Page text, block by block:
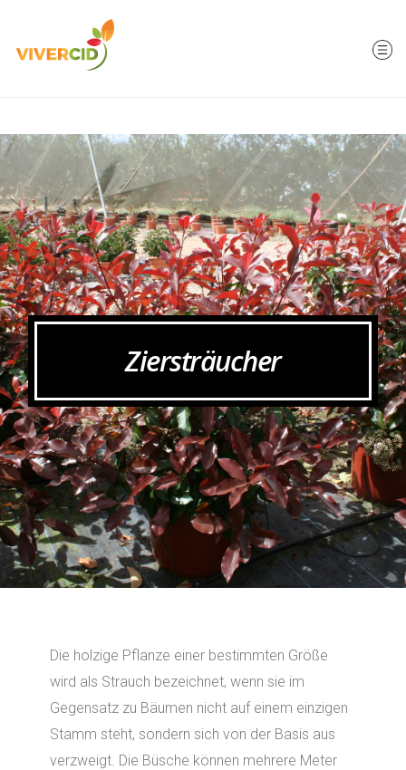
Ziersträucher
Die holzige Pflanze einer bestimmten Größe
wird als Strauch bezeichnet, wenn sie im
Gegensatz zu Bäumen nicht auf einem einzigen
Stamm steht, sondern sich von der Basis aus
verzweigt. Die Büsche können mehrere Meter